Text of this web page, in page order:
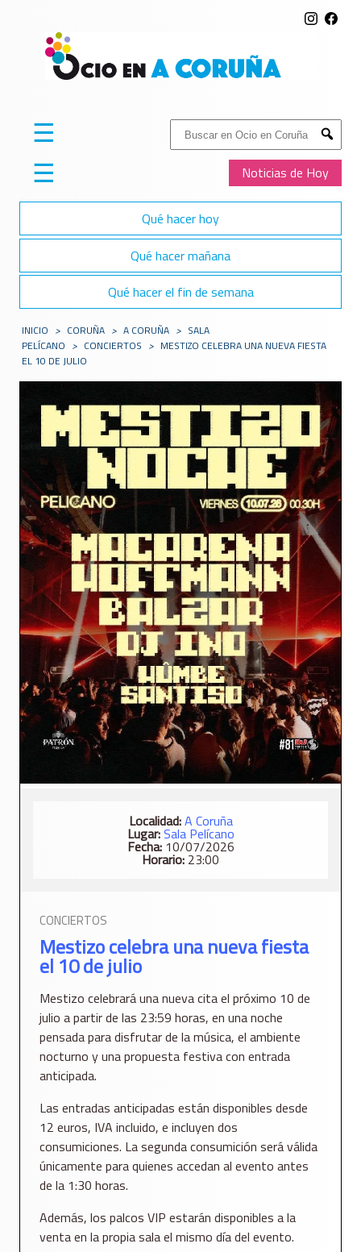
Buscar:
Submit
Noticias de Hoy
☰
☰
Qué hacer hoy
Qué hacer mañana
Qué hacer el fin de semana
INICIO > CORUÑA > A CORUÑA > SALA
PELÍCANO > CONCIERTOS > MESTIZO CELEBRA UNA NUEVA FIESTA
EL 10 DE JULIO
Localidad:A Coruña
Lugar:Sala Pelícano
Fecha:10/07/2026
Horario: 23:00
CONCIERTOS
Mestizo celebra una nueva fiesta
el 10 de julio
Mestizo celebrará una nueva cita el próximo 10 de
julio a partir de las 23:59 horas, en una noche
pensada para disfrutar de la música, el ambiente
nocturno y una propuesta festiva con entrada
anticipada.
Las entradas anticipadas están disponibles desde
12 euros, IVA incluido, e incluyen dos
consumiciones. La segunda consumición será válida
únicamente para quienes accedan al evento antes
de la 1:30 horas.
Además, los palcos VIP estarán disponibles a la
venta en la propia sala el mismo día del evento.